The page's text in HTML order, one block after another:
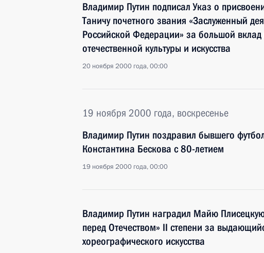
Владимир Путин подписал Указ о
Таничу почетного звания «Заслуженный
Российской Федерации» за большой вклад
отечественной культуры и искусства
20 ноября 2000 года, 00:00
19 ноября 2000 года, воскресенье
Владимир Путин поздравил бывшего
Константина Бескова с 80-летием
19 ноября 2000 года, 00:00
Владимир Путин наградил Майю
перед Отечеством» II степени за
хореографического искусства